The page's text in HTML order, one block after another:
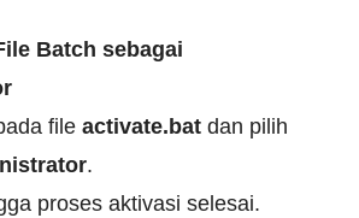
Batch sebagai
file activate.bat dan pilih
.
proses aktivasi selesai.